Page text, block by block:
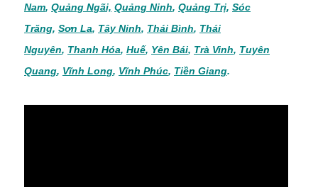
Nam, Quảng Ngãi, Quảng Ninh, Quảng Trị, Sóc
Trăng, Sơn La, Tây Ninh, Thái Bình, Thái
Nguyên, Thanh Hóa, Huế, Yên Bái, Trà Vinh, Tuyên
Quang, Vĩnh Long, Vĩnh Phúc, Tiền Giang.